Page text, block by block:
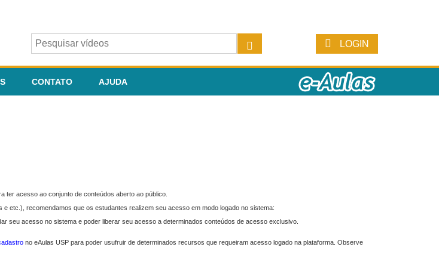
LOGIN
CONTATO AJUDA
ter acesso ao conjunto de conteúdos aberto ao público.
etc.), recomendamos que os estudantes realizem seu acesso em modo logado no sistema:
seu acesso no sistema e poder liberar seu acesso a determinados conteúdos de acesso exclusivo.
no eAulas USP para poder usufruir de determinados recursos que requeiram acesso logado na plataforma. Observe